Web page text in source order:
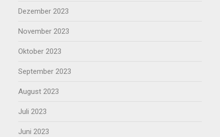
Dezember 2023
November 2023
Oktober 2023
September 2023
August 2023
Juli 2023
Juni 2023